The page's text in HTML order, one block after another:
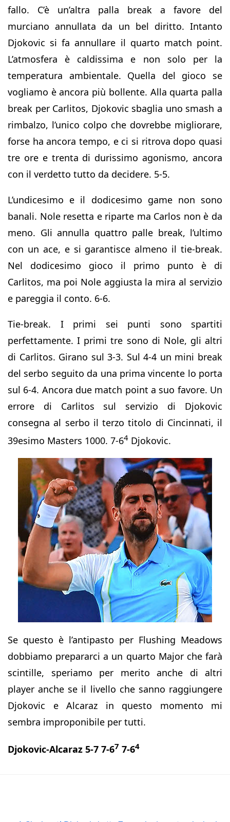
fallo. C’è un’altra palla break a favore del
murciano annullata da un bel diritto. Intanto
Djokovic si fa annullare il quarto match point.
L’atmosfera è caldissima e non solo per la
temperatura ambientale. Quella del gioco se
vogliamo è ancora più bollente. Alla quarta palla
break per Carlitos, Djokovic sbaglia uno smash a
rimbalzo, l’unico colpo che dovrebbe migliorare,
forse ha ancora tempo, e ci si ritrova dopo quasi
tre ore e trenta di durissimo agonismo, ancora
con il verdetto tutto da decidere. 5-5.
L’undicesimo e il dodicesimo game non sono
banali. Nole resetta e riparte ma Carlos non è da
meno. Gli annulla quattro palle break, l’ultimo
con un ace, e si garantisce almeno il tie-break.
Nel dodicesimo gioco il primo punto è di
Carlitos, ma poi Nole aggiusta la mira al servizio
e pareggia il conto. 6-6.
Tie-break. I primi sei punti sono spartiti
perfettamente. I primi tre sono di Nole, gli altri
di Carlitos. Girano sul 3-3. Sul 4-4 un mini break
del serbo seguito da una prima vincente lo porta
sul 6-4. Ancora due match point a suo favore. Un
errore di Carlitos sul servizio di Djokovic
consegna al serbo il terzo titolo di Cincinnati, il
39esimo Masters 1000. 7-64 Djokovic.
Se questo è l’antipasto per Flushing Meadows
dobbiamo prepararci a un quarto Major che farà
scintille, speriamo per merito anche di altri
player anche se il livello che sanno raggiungere
Djokovic e Alcaraz in questo momento mi
sembra improponibile per tutti.
Djokovic-Alcaraz 5-7 7-67 7-64